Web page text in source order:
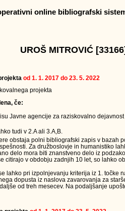
online bibliografski
UROŠ MITROVIĆ
od 1. 1. 2017 do 23. 5. 2022
projekta
če:
Javne agencije za raziskovalno
tudi v 2.A ali 3.A,B.
obstaja polni bibliografski zapis v bazah
Za družboslovje in humanistiko
delo mora biti znanstveno delo iz
citirajo v obdobju zadnjih 10 let, so lahko
pri izpolnjevanju kriterija iz 1.
dopusta iz naslova zavarovanja za
od treh mesecev. Na podaljšanje